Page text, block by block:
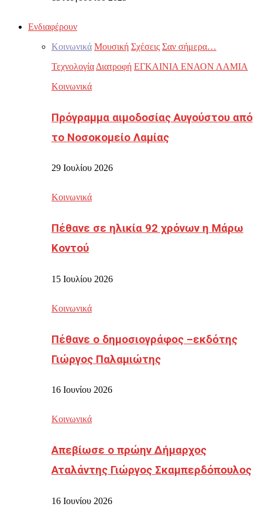
Ενδιαφέρουν
Κοινωνικά Μουσική Σχέσεις Σαν σήμερα…
Τεχνολογία Διατροφή ΕΓΚΑΙΝΙΑ ΕΝΑΟΝ ΛΑΜΙΑ
Κοινωνικά
Πρόγραμμα αιμοδοσίας Αυγούστου από
το Νοσοκομείο Λαμίας
29 Ιουλίου 2026
Κοινωνικά
Πέθανε σε ηλικία 92 χρόνων η Μάρω
Κοντού
15 Ιουλίου 2026
Κοινωνικά
Πέθανε ο δημοσιογράφος –εκδότης
Γιώργος Παλαμιώτης
16 Ιουνίου 2026
Κοινωνικά
Απεβίωσε ο πρώην Δήμαρχος
Αταλάντης Γιώργος Σκαμπερδόπουλος
16 Ιουνίου 2026